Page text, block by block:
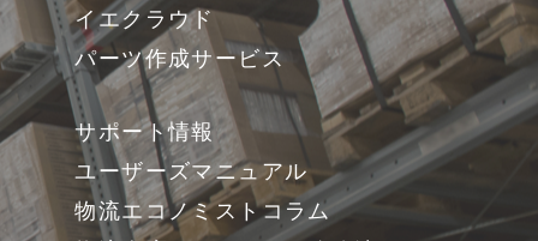
イエクラウド
パーツ作成サービス
サポート情報
ユーザーズマニュアル
物流エコノミストコラム